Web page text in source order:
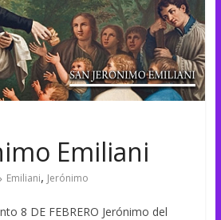
Emiliani
Emiliani, Jerónimo
8 DE FEBRERO Jerónimo del